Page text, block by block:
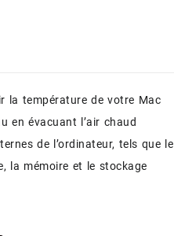
la température de votre Mac
en évacuant l’air chaud
de l’ordinateur, tels que le
la mémoire et le stockage